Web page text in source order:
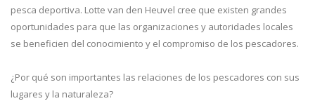
pesca deportiva. Lotte van den Heuvel cree que existen grandes
oportunidades para que las organizaciones y autoridades locales
se beneficien del conocimiento y el compromiso de los pescadores.
¿Por qué son importantes las relaciones de los pescadores con sus
lugares y la naturaleza?